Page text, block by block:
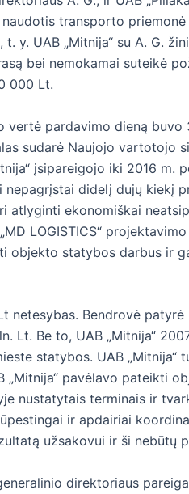
transporto
y. UAB „Mitnija“ su A. G.
bei nemokamai suteikė
000 Lt.
vertė pardavimo dieną buvo
sudarė Naujojo vartotojo
įsipareigojo iki 2016 m.
didelį dujų kiekį
atlyginti ekonomiškai
LOGISTICS“
objekto statybos darbus ir
netesybas. Bendrovė
Lt. Be to, UAB „Mitnija“
statybos. UAB „Mitnija“
„Mitnija“ pavėlavo pateikti
nustatytais terminais ir
ir apdairiai
užsakovui ir ši nebūtų
direktoriaus